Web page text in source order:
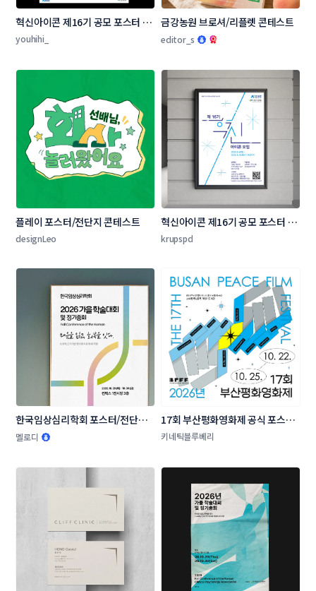
혁신아이콘 제16기 공모 포스터 디
자인 콘테스트
youhihi_
금강농원 브로셔/리플렛 콘테스트
editor_s
플레이 포스터/전단지 콘테스트
designLeo
혁신아이콘 제16기 공모 포스터 디
자인 콘테스트
krupspd
한국임상심리학회 포스터/전단지
콘테스트
멜로디
17회 부산평화영화제 공식 포스터
공모
키네틱블루베리